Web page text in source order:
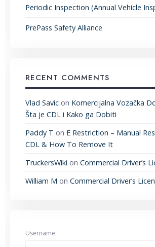
Periodic Inspection (Annual Vehicle
PrePass Safety Alliance
RECENT COMMENTS
Vlad Savic on Komercijalna Vozačka
Šta je CDL i Kako ga Dobiti
Paddy T on E Restriction – Manual
CDL & How To Remove It
TruckersWiki on Commercial Driver’s
William M on Commercial Driver’s
Username: